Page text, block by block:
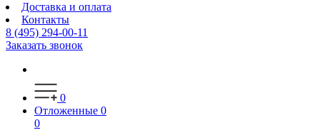
Доставка и оплата
Контакты
8 (495) 294-00-11
Заказать звонок
0
Отложенные 0
0